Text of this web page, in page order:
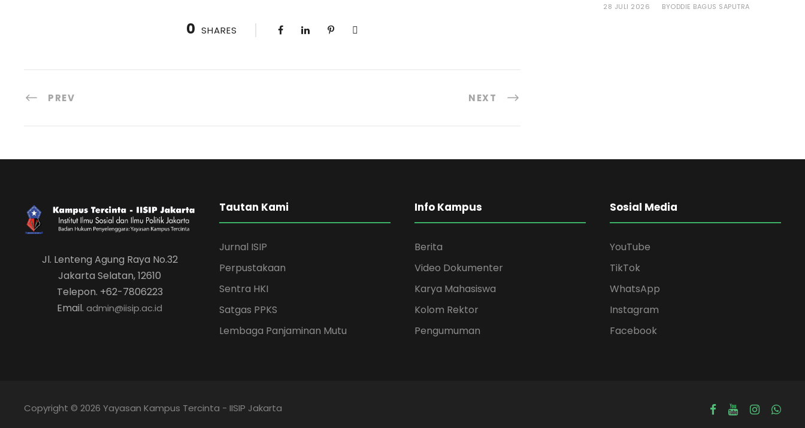
0 SHARES
PREV NEXT
28 JULI 2026 BYODDIE BAGUS SAPUTRA
Jl. Lenteng Agung Raya No.32
Jakarta Selatan, 12610
Telepon. +62-7806223
Email. admin@iisip.ac.id
Tautan Kami
Jurnal ISIP
Perpustakaan
Sentra HKI
Satgas PPKS
Lembaga Panjaminan Mutu
Info Kampus
Berita
Video Dokumenter
Karya Mahasiswa
Kolom Rektor
Pengumuman
Sosial Media
YouTube
TikTok
WhatsApp
Instagram
Facebook
Copyright © 2026 Yayasan Kampus Tercinta - IISIP Jakarta